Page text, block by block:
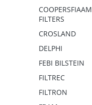
COOPERSFIAAM
FILTERS
CROSLAND
DELPHI
FEBI BILSTEIN
FILTREC
FILTRON